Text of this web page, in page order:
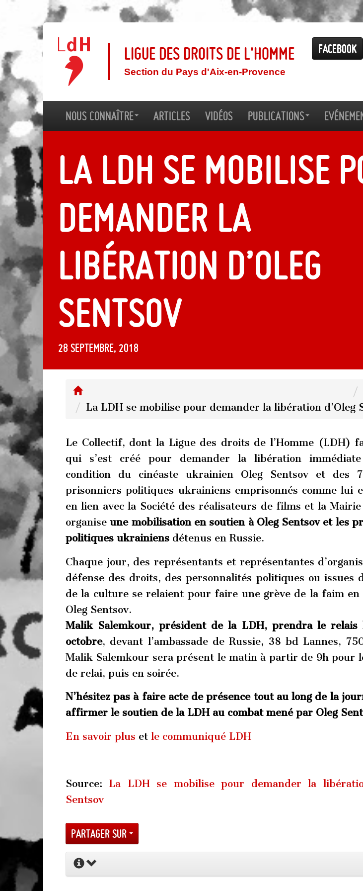
Facebook
Ligue des droits de l'Homme
Section du Pays d'Aix-en-Provence
Nous connaître Articles Vidéos Publications
La LDH se mobilise
demander la
libération d’Oleg
Sentsov
28 septembre, 2018
La LDH se mobilise pour demander la libération d’Oleg
Le Collectif, dont la Ligue des droits de l’Homme (LDH)
qui s’est créé pour demander la libération
condition du cinéaste ukrainien Oleg Sentsov et des
prisonniers politiques ukrainiens emprisonnés comme lui
en lien avec la Société des réalisateurs de films et la
organiseune mobilisation en soutien à Oleg Sentsov et les
politiques ukrainiens détenus en Russie.
Chaque jour, des représentants et représentantes
défense des droits, des personnalités politiques ou issues
de la culture se relaient pour faire une grève de la faim en
Oleg Sentsov.
Malik Salemkour, président de la LDH, prendra le relais
octobre, devant l’ambassade de Russie, 38 bd Lannes,
Malik Salemkour sera présent le matin à partir de 9h pour
de relai, puis en soirée.
N’hésitez pas à faire acte de présence tout au long de la
affirmer le soutien de la LDH au combat mené par Oleg
En savoir plus et le communiqué LDH
Source: La LDH se mobilise pour demander la
Sentsov
Partager sur